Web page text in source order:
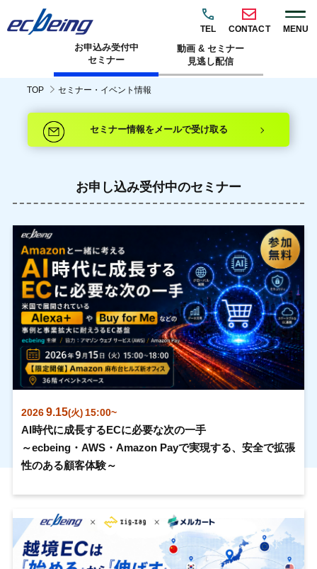
TEL CONTACT MENU
お申込み受付中
セミナー
動画 & セミナー
見逃し配信
TOP セミナー・イベント情報
セミナー情報をメールで受け取る
お申し込み受付中のセミナー
2026 9.15(火) 15:00~
AI時代に成長するECに必要な次の一手
～ecbeing・AWS・Amazon Payで実現する、安全で拡張
性のある顧客体験～